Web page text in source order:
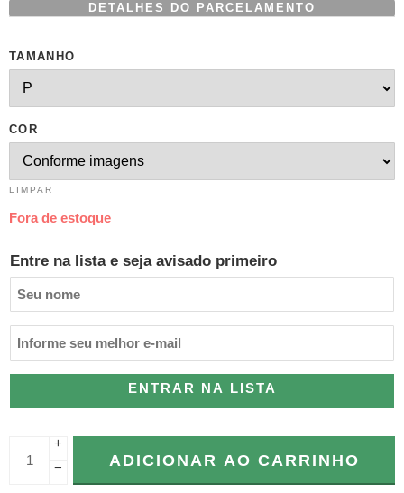
DETALHES DO PARCELAMENTO
TAMANHO
COR
LIMPAR
Fora de estoque
Entre na lista e seja avisado primeiro
ENTRAR NA LISTA
+
−
ADICIONAR AO CARRINHO